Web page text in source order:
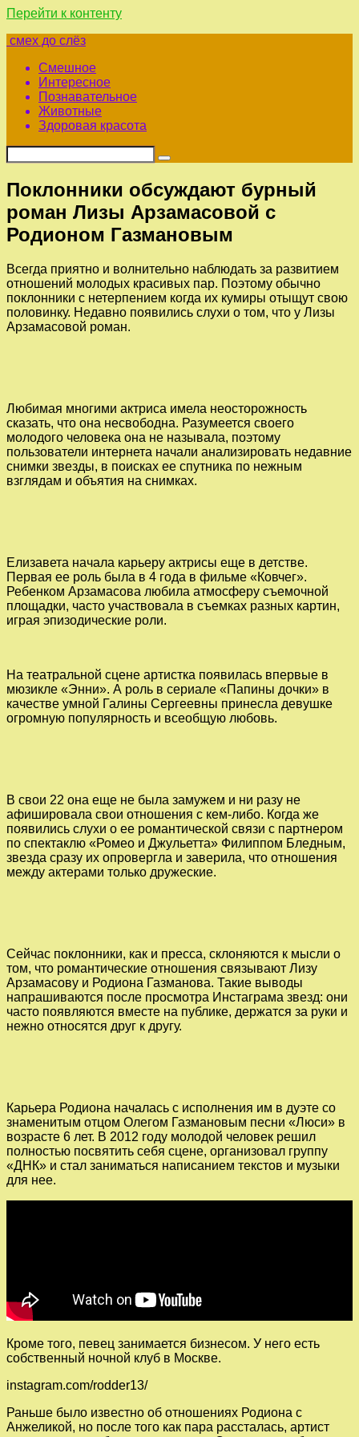
Перейти к контенту
смех до слёз
Смешное
Интересное
Познавательное
Животные
Здоровая красота
Поклонники обсуждают бурный
роман Лизы Арзамасовой с
Родионом Газмановым
Всегда приятно и волнительно наблюдать за развитием
отношений молодых красивых пар. Поэтому обычно
поклонники с нетерпением когда их кумиры отыщут свою
половинку. Недавно появились слухи о том, что у Лизы
Арзамасовой роман.
Любимая многими актриса имела неосторожность
сказать, что она несвободна. Разумеется своего
молодого человека она не называла, поэтому
пользователи интернета начали анализировать недавние
снимки звезды, в поисках ее спутника по нежным
взглядам и объятия на снимках.
Елизавета начала карьеру актрисы еще в детстве.
Первая ее роль была в 4 года в фильме «Ковчег».
Ребенком Арзамасова любила атмосферу съемочной
площадки, часто участвовала в съемках разных картин,
играя эпизодические роли.
На театральной сцене артистка появилась впервые в
мюзикле «Энни». А роль в сериале «Папины дочки» в
качестве умной Галины Сергеевны принесла девушке
огромную популярность и всеобщую любовь.
В свои 22 она еще не была замужем и ни разу не
афишировала свои отношения с кем-либо. Когда же
появились слухи о ее романтической связи с партнером
по спектаклю «Ромео и Джульетта» Филиппом Бледным,
звезда сразу их опровергла и заверила, что отношения
между актерами только дружеские.
Сейчас поклонники, как и пресса, склоняются к мысли о
том, что романтические отношения связывают Лизу
Арзамасову и Родиона Газманова. Такие выводы
напрашиваются после просмотра Инстаграма звезд: они
часто появляются вместе на публике, держатся за руки и
нежно относятся друг к другу.
Карьера Родиона началась с исполнения им в дуэте со
знаменитым отцом Олегом Газмановым песни «Люси» в
возрасте 6 лет. В 2012 году молодой человек решил
полностью посвятить себя сцене, организовал группу
«ДНК» и стал заниматься написанием текстов и музыки
для нее.
Кроме того, певец занимается бизнесом. У него есть
собственный ночной клуб в Москве.
instagram.com/rodder13/
Раньше было известно об отношениях Родиона с
Анжеликой, но после того как пара рассталась, артист